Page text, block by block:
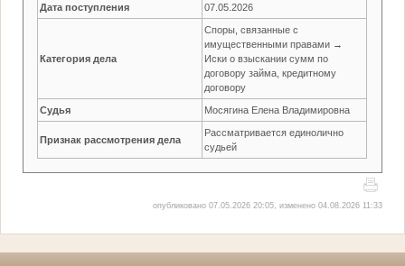
Дата поступления 07.05.2026
Категория дела
Споры, связанные с
имущественными правами →
Иски о взыскании сумм по
договору займа, кредитному
договору
Судья Мосягина Елена Владимировна
Признак рассмотрения дела
Рассматривается единолично
судьей
опубликовано 07.05.2026 20:05, изменено 04.08.2026 11:33